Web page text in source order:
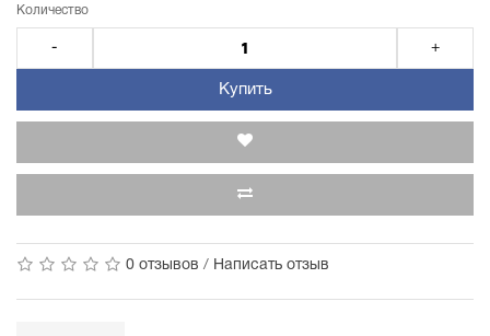
Количество
- +
Купить
0 отзывов / Написать отзыв